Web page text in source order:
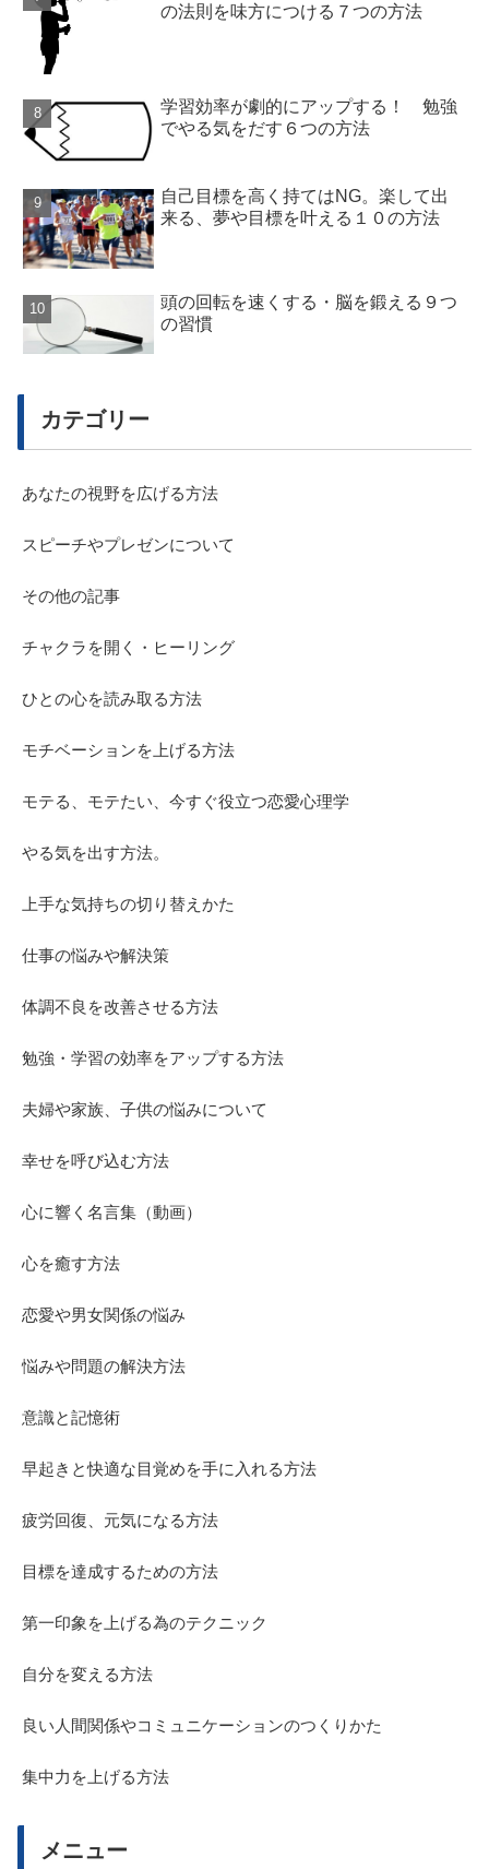
の法則を味方につける７つの方法
学習効率が劇的にアップする！ 勉強
でやる気をだす６つの方法
自己目標を高く持てはNG。楽して出
来る、夢や目標を叶える１０の方法
頭の回転を速くする・脳を鍛える９つ
の習慣
カテゴリー
あなたの視野を広げる方法
スピーチやプレゼンについて
その他の記事
チャクラを開く・ヒーリング
ひとの心を読み取る方法
モチベーションを上げる方法
モテる、モテたい、今すぐ役立つ恋愛心理学
やる気を出す方法。
上手な気持ちの切り替えかた
仕事の悩みや解決策
体調不良を改善させる方法
勉強・学習の効率をアップする方法
夫婦や家族、子供の悩みについて
幸せを呼び込む方法
心に響く名言集（動画）
心を癒す方法
恋愛や男女関係の悩み
悩みや問題の解決方法
意識と記憶術
早起きと快適な目覚めを手に入れる方法
疲労回復、元気になる方法
目標を達成するための方法
第一印象を上げる為のテクニック
自分を変える方法
良い人間関係やコミュニケーションのつくりかた
集中力を上げる方法
メニュー